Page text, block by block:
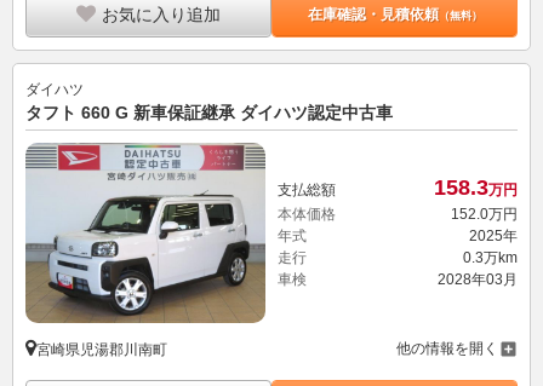
お気に入り追加 在庫確認・見積依頼（無料）
ダイハツ
タフト 660 G 新車保証継承 ダイハツ認定中古車
支払総額 158.3万円
本体価格
152.0万円
年式
2025年
走行
0.3万km
車検
2028年03月
宮崎県児湯郡川南町 他の情報を開く